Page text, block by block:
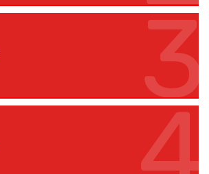
комплектующие забора на любой
в кратчайшие сроки
3
цене.